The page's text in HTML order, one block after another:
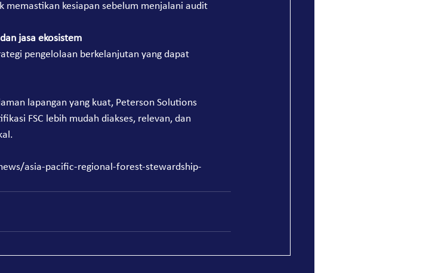
kesiapan sebelum menjalani audit
jasa ekosistem
pengelolaan berkelanjutan yang dapat
lapangan yang kuat, Peterson Solutions
FSC lebih mudah diakses, relevan, dan
asia-pacific-regional-forest-stewardship-